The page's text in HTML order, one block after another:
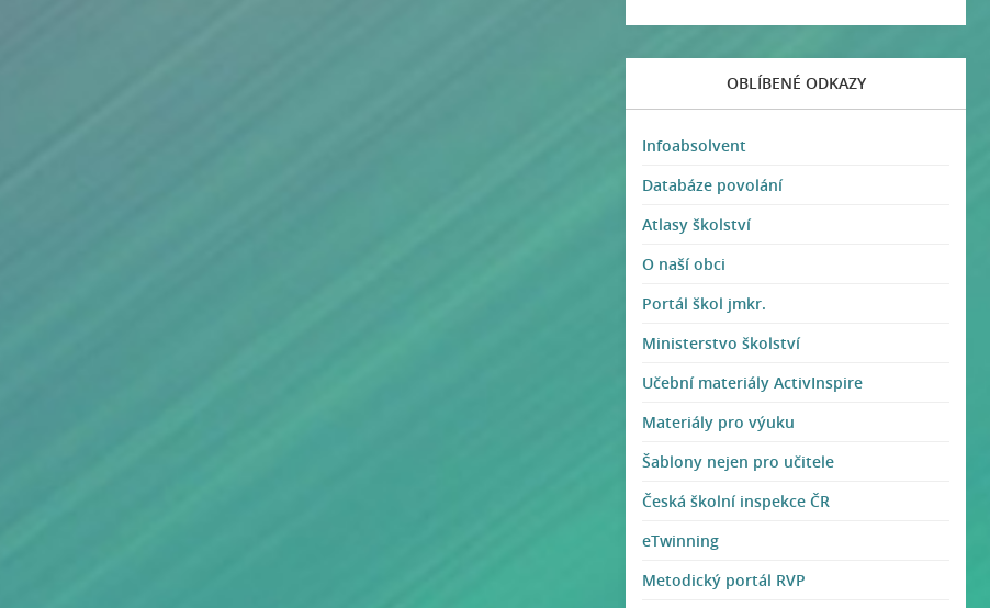
OBLÍBENÉ ODKAZY
Infoabsolvent
Databáze povolání
Atlasy školství
O naší obci
Portál škol jmkr.
Ministerstvo školství
Učební materiály ActivInspire
Materiály pro výuku
Šablony nejen pro učitele
Česká školní inspekce ČR
eTwinning
Metodický portál RVP